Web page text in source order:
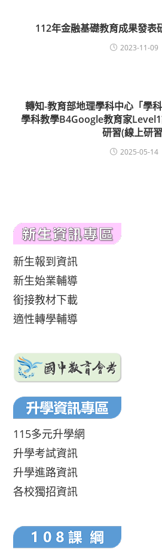
112年金融基礎教育成果發表
2023-11-09
轉知-教育部地理學科中心「學
學科教學B4Google教育家
研習(線上研
2025-05-14
新生報到資訊
新生始業輔導
銜接教材下載
適性轉學輔導
115多元升學網
升學考試資訊
升學進路資訊
各校獨招資訊